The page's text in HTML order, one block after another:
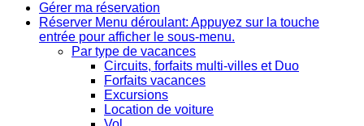
Gérer ma réservation
Réserver Menu déroulant: Appuyez sur la touche
entrée pour afficher le sous-menu.
Par type de vacances
Circuits, forfaits multi-villes et Duo
Forfaits vacances
Excursions
Location de voiture